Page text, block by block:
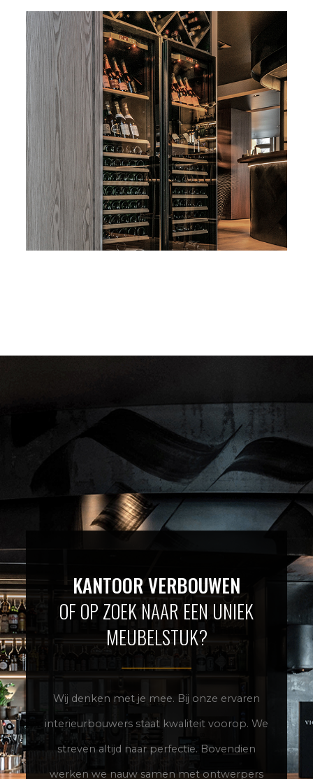
KANTOOR VERBOUWEN
OF OP ZOEK NAAR EEN UNIEK
MEUBELSTUK?
Wij denken met je mee. Bij onze ervaren
interieurbouwers staat kwaliteit voorop. We
streven altijd naar perfectie. Bovendien
werken we nauw samen met ontwerpers